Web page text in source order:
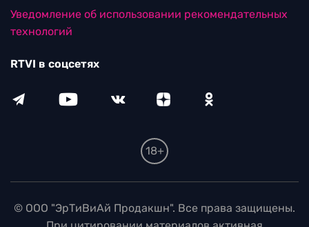
Уведомление об использовании рекомендательных
технологий
RTVI в соцсетях
18+
© ООО "ЭрТиВиАй Продакшн". Все права защищены.